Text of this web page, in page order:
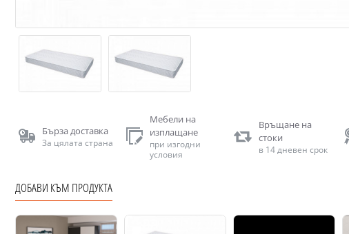
ДОБАВИ КЪМ ПРОДУКТА
Бърза доставка
За цялата страна
Мебели на
изплащане
при изгодни
условия
Връщане на
стоки
в 14 дневен срок